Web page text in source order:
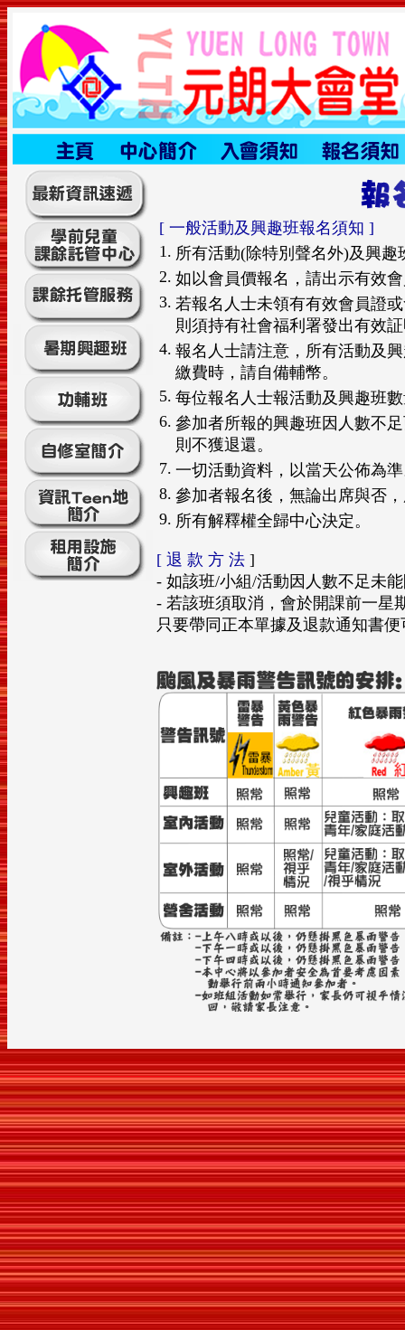
[ 一般活動及興趣班報名須知 ]
1. 所有活動(除特別聲名外)及興
2. 如以會員價報名，請出示有效
3. 若報名人士未領有有效會員證
則須持有社會福利署發出有效
4. 報名人士請注意，所有活動及
繳費時，請自備輔幣。
5. 每位報名人士報活動及興趣班
6. 參加者所報的興趣班因人數不
則不獲退還。
7. 一切活動資料，以當天公佈為
8. 參加者報名後，無論出席與否
9. 所有解釋權全歸中心決定。
[ 退 款 方 法 ]
- 如該班/小組/活動因人數不足未
- 若該班須取消，會於開課前一星
只要帶同正本單據及退款通知書